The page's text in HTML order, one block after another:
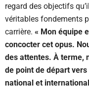
regard des objectifs
véritables fondements
carrière. « Mon équipe
concocter cet opus.
des attentes. À terme,
de point de départ
national et